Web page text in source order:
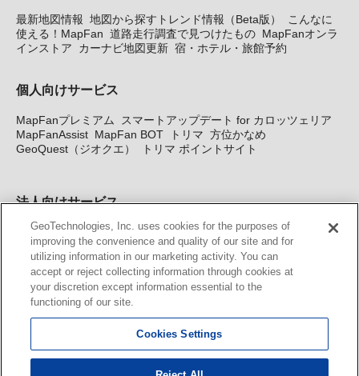
最新地図情報 地図から探すトレンド情報（Beta版）
こんなに
使える！MapFan 道路走行調査で見つけたもの MapFanオンラ
インストア
カーナビ地図更新 宿・ホテル・旅館予約
個人向けサービス
MapFanプレミアム
スマートアップデート for カロッツェリア
MapFanAssist MapFan BOT トリマ 方位かなめ
GeoQuest（ジオクエ）
トリマ ポイントサイト
法人向けサービス
法人向け地図・位置情報サービス WEBサイト・システム向け地
図API Windows PC向け地図開発キット MapFan DB 住所確認
サービス
MAP WORLD+ トリマ広告 Geo-Research
カーナビ地図更新サービス
MapFan スマートメンバーズ
KENWOOD MapFan Club
GeoTechnologies, Inc. uses cookies for the purposes of
improving the convenience and quality of our site and for
utilizing information in our marketing activity. You can
accept or reject collecting information through cookies at
your discretion except information essential to the
functioning of our site.
Cookies Settings